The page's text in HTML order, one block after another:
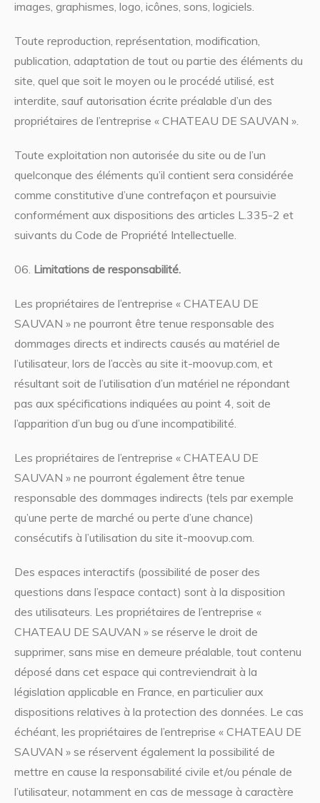
images, graphismes, logo, icônes, sons, logiciels.
Toute reproduction, représentation, modification,
publication, adaptation de tout ou partie des éléments du
site, quel que soit le moyen ou le procédé utilisé, est
interdite, sauf autorisation écrite préalable d’un des
propriétaires de l’entreprise « CHATEAU DE SAUVAN ».
Toute exploitation non autorisée du site ou de l’un
quelconque des éléments qu’il contient sera considérée
comme constitutive d’une contrefaçon et poursuivie
conformément aux dispositions des articles L.335-2 et
suivants du Code de Propriété Intellectuelle.
Limitations de responsabilité.
Les propriétaires de l’entreprise « CHATEAU DE
SAUVAN » ne pourront être tenue responsable des
dommages directs et indirects causés au matériel de
l’utilisateur, lors de l’accès au site it-moovup.com, et
résultant soit de l’utilisation d’un matériel ne répondant
pas aux spécifications indiquées au point 4, soit de
l’apparition d’un bug ou d’une incompatibilité.
Les propriétaires de l’entreprise « CHATEAU DE
SAUVAN » ne pourront également être tenue
responsable des dommages indirects (tels par exemple
qu’une perte de marché ou perte d’une chance)
consécutifs à l’utilisation du site it-moovup.com.
Des espaces interactifs (possibilité de poser des
questions dans l’espace contact) sont à la disposition
des utilisateurs. Les propriétaires de l’entreprise «
CHATEAU DE SAUVAN » se réserve le droit de
supprimer, sans mise en demeure préalable, tout contenu
déposé dans cet espace qui contreviendrait à la
législation applicable en France, en particulier aux
dispositions relatives à la protection des données. Le cas
échéant, les propriétaires de l’entreprise « CHATEAU DE
SAUVAN » se réservent également la possibilité de
mettre en cause la responsabilité civile et/ou pénale de
l’utilisateur, notamment en cas de message à caractère